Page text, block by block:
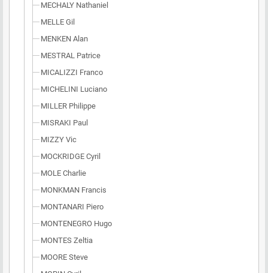
MECHALY Nathaniel
MELLE Gil
MENKEN Alan
MESTRAL Patrice
MICALIZZI Franco
MICHELINI Luciano
MILLER Philippe
MISRAKI Paul
MIZZY Vic
MOCKRIDGE Cyril
MOLE Charlie
MONKMAN Francis
MONTANARI Piero
MONTENEGRO Hugo
MONTES Zeltia
MOORE Steve